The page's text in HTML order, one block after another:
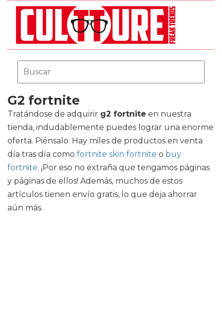
G2 fortnite
Tratándose de adquirir g2 fortnite en nuestra
tienda, indudablemente puedes lograr una enorme
oferta. Piénsalo. Hay miles de productos en venta
día tras día como fortnite skin fortnite o buy
fortnite. ¡Por eso no extraña que tengamos páginas
y páginas de ellos! Además, muchos de estos
artículos tienen envío gratis, lo que deja ahorrar
aún más.